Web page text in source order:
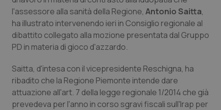
Emilia-Romagna
Friuli Venezia Giulia
Lazio
Liguria
Colesterolo & coronaropatie
Dermatite Atopica
Diabete & glucometri
Disturbi dell’umore
l'assessore alla sanità della Regione, Antonio Saitta,
ha illustrato intervenendo ieri in Consiglio regionale al
dibattito collegato alla mozione presentata dal Gruppo
PD in materia di gioco d'azzardo.
Saitta, d'intesa con il vicepresidente Reschigna, ha
ribadito che la Regione Piemonte intende dare
attuazione all'art. 7 della legge regionale 1/2014 che già
prevedeva per l'anno in corso sgravi fiscali sull'Irap per